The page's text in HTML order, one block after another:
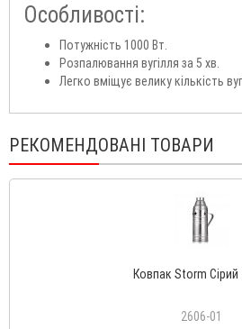
Особливості:
Потужність 1000 Вт.
Розпалювання вугілля за 5 хв.
Легко вміщує велику кількість
РЕКОМЕНДОВАНІ ТОВАРИ
Ковпак Storm Сірий
2606-01